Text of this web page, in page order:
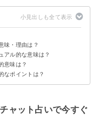
味・理由は？
アル的な意味は？
意味
意味
ル的意味
的意味
的意味
意味は？
なポイントは？
ャット占いで今すぐ